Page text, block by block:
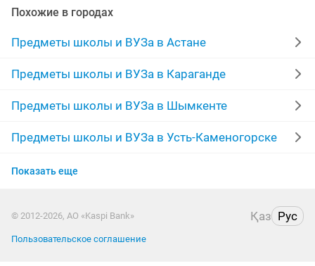
биология договорная подготовка к ент
физика репетитор химии домашнее задание
работа от 1 начальные классы решение задач
эссе учитель репетитор русского языка
алгебра
Похожие в городах
Предметы школы и ВУЗа в Астане
Предметы школы и ВУЗа в Караганде
Предметы школы и ВУЗа в Шымкенте
Предметы школы и ВУЗа в Усть-Каменогорске
Предметы школы и ВУЗа в Актобе
Предметы школы и ВУЗа в Семее
Показать еще
© 2012-2026, АО «Kaspi Bank» Қаз Рус
Пользовательское соглашение